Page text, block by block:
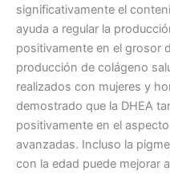
significativamente el
ayuda a regular la
positivamente en el grosor
producción de colágeno
realizados con mujeres y
demostrado que la DHEA
positivamente en el
avanzadas. Incluso la
con la edad puede mejorar